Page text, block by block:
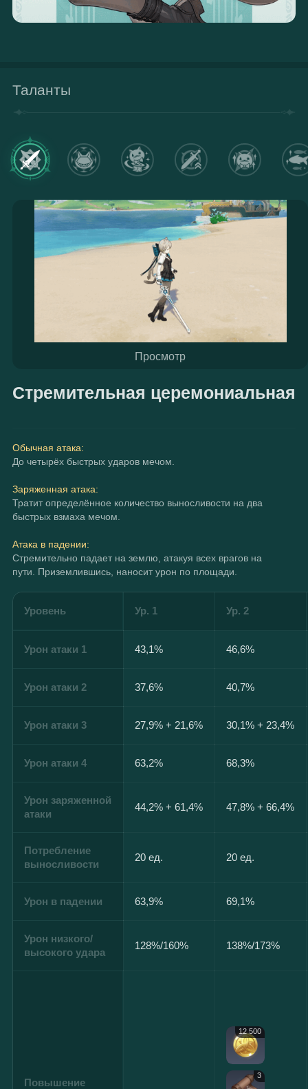
Таланты
Просмотр
Стремительная церемониальная
Обычная атака:
До четырёх быстрых ударов мечом.
Заряженная атака:
Тратит определённое количество выносливости на два
быстрых взмаха мечом.
Атака в падении:
Стремительно падает на землю, атакуя всех врагов на
пути. Приземлившись, наносит урон по площади.
Уровень Ур. 1 Ур. 2
Урон атаки 1 43,1% 46,6%
Урон атаки 2 37,6% 40,7%
Урон атаки 3 27,9% + 21,6% 30,1% + 23,4%
Урон атаки 4 63,2% 68,3%
Урон заряженной
атаки
44,2% + 61,4% 47,8% + 66,4%
Потребление
выносливости
20 ед. 20 ед.
Урон в падении 63,9% 69,1%
Урон низкого/
высокого удара
128%/160% 138%/173%
Повышение
12 500
3